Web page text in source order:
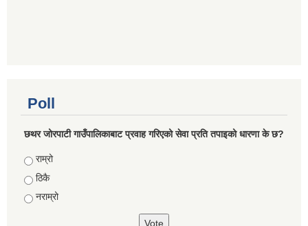
Poll
छथर जोरपाटी गाउँपालिकाबाट प्रवाह गरिएको सेवा प्रति तपाइको धारणा के छ?
Choices
राम्रो
ठिकै
नराम्रो